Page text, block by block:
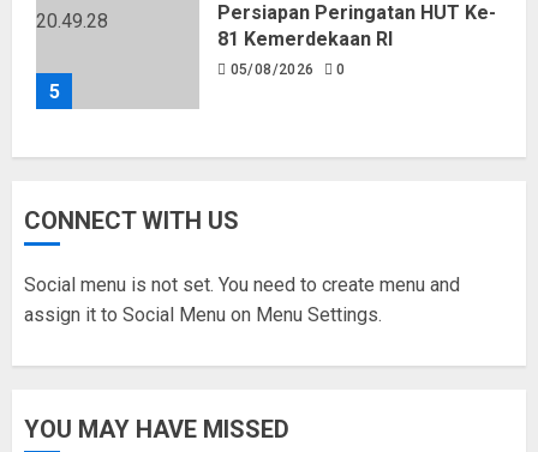
5
Persiapan Peringatan HUT Ke-
81 Kemerdekaan RI
05/08/2026 0
CONNECT WITH US
Social menu is not set. You need to create menu and
assign it to Social Menu on Menu Settings.
YOU MAY HAVE MISSED